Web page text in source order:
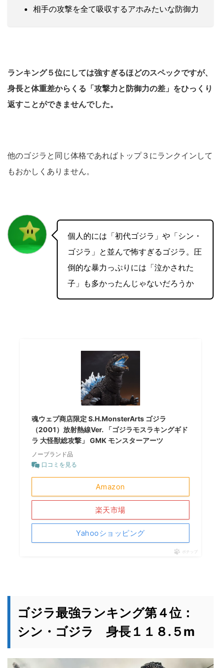
相手の攻撃を全て吸収するアホみたいな防御力
ランキング５位にしては強すぎるほどのスペックですが、
身長と体重差からくる「攻撃力と防御力の差」をひっくり
返すことができませんでした。
他のゴジラと同じ体格であればトップ３にランクインして
もおかしくありません。
個人的には「初代ゴジラ」や「シン・
ゴジラ」と並んで怖すぎるゴジラ。圧
倒的な暴力っぷりには「泣かされた
子」も多かったんじゃないだろうか
魂ウェブ商店限定 S.H.MonsterArts ゴジラ
（2001）放射熱線Ver. 「ゴジラモスラキングギド
ラ 大怪獣総攻撃」 GMK モンスターアーツ
ノーブランド品
口コミを見る
Amazon
楽天市場
Yahooショッピング
ポチップ
ゴジラ最強ランキング第４位：
シン・ゴジラ 身長１１８.５m